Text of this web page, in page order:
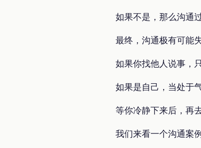
如果不是，那么沟通
最终，沟通极有可能
如果你找他人说事，
如果是自己，当处于
等你冷静下来后，再
我们来看一个沟通案